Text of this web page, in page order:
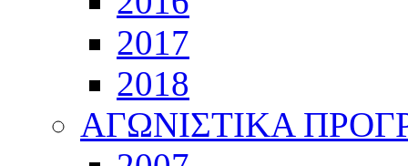
2017
2018
ΑΓΩΝΙΣΤΙΚΑ